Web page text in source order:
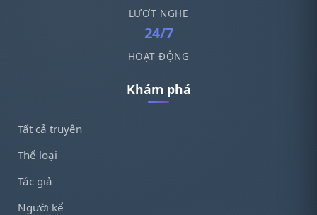
LƯỢT NGHE
24/7
HOẠT ĐỘNG
Khám phá
Tất cả truyện
Thể loại
Tác giả
Người kể